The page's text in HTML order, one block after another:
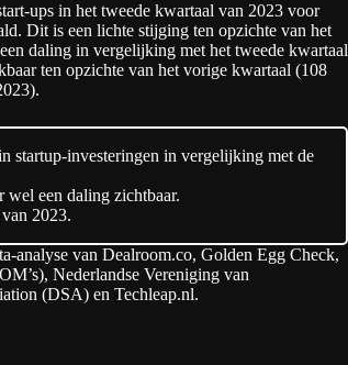
ups in het tweede kwartaal van 2023 voor
Dit is een lichte stijging ten opzichte van het
daling in vergelijking met het tweede kwartaal
ten opzichte van het vorige kwartaal (108
startup-investeringen in vergelijking met de
wel een daling zichtbaar.
2023.
analyse van Dealroom.co, Golden Egg Check,
), Nederlandse Vereniging van
(DSA) en Techleap.nl.